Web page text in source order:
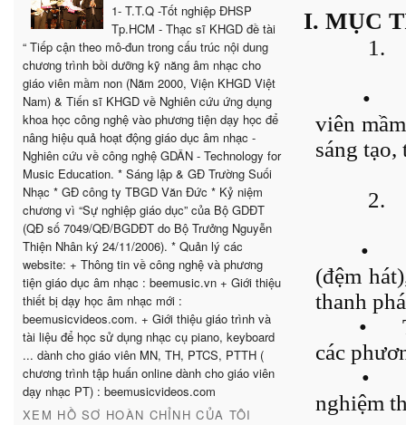
1- T.T.Q -Tốt nghiệp ĐHSP
Tp.HCM - Thạc sĩ KHGD đề tài
“ Tiếp cận theo mô-đun trong cấu trúc nội dung
chương trình bồi dưỡng kỹ năng âm nhạc cho
giáo viên mầm non (Năm 2000, Viện KHGD Việt
Nam) & Tiến sĩ KHGD về Nghiên cứu ứng dụng
khoa học công nghệ vào phương tiện dạy học để
nâng hiệu quả hoạt động giáo dục âm nhạc -
Nghiên cứu về công nghệ GDÂN - Technology for
Music Education. * Sáng lập & GĐ Trường Suối
Nhạc * GĐ công ty TBGD Văn Đức * Kỷ niệm
chương vì “Sự nghiệp giáo dục” của Bộ GDĐT
(QĐ số 7049/QĐ/BGDĐT do Bộ Trưởng Nguyễn
Thiện Nhân ký 24/11/2006). * Quản lý các
website: + Thông tin về công nghệ và phương
tiện giáo dục âm nhạc : beemusic.vn + Giới thiệu
thiết bị dạy học âm nhạc mới :
beemusicvideos.com. + Giới thiệu giáo trình và
tài liệu để học sử dụng nhạc cụ piano, keyboard
... dành cho giáo viên MN, TH, PTCS, PTTH (
chương trình tập huấn online dành cho giáo viên
dạy nhạc PT) : beemusicvideos.com
XEM HỒ SƠ HOÀN CHỈNH CỦA TÔI
I. MỤC
1.
•
viên
sáng
2.
•
(đệm
thanh
•
các
•
nghiệm